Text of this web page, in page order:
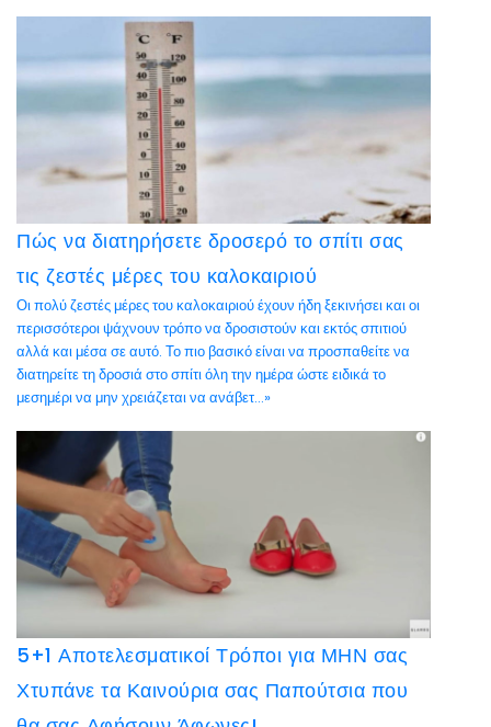
Πώς να διατηρήσετε δροσερό το σπίτι σας
τις ζεστές μέρες του καλοκαιριού
Οι πολύ ζεστές μέρες του καλοκαιριού έχουν ήδη ξεκινήσει και οι
περισσότεροι ψάχνουν τρόπο να δροσιστούν και εκτός σπιτιού
αλλά και μέσα σε αυτό. Το πιο βασικό είναι να προσπαθείτε να
διατηρείτε τη δροσιά στο σπίτι όλη την ημέρα ώστε ειδικά το
μεσημέρι να μην χρειάζεται να ανάβετ...»
5+1 Αποτελεσματικοί Τρόποι για ΜΗΝ σας
Χτυπάνε τα Καινούρια σας Παπούτσια που